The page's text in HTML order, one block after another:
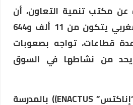
عن مكتب تنمية التعاون، أن
النسيج التعاوني المغربي يتكون من 11 ألف و644
قطاعات، تواجه بصعوبات
يحد من نشاطها في السوق
وتبعا لذلك، أطلقت “إناكتس” ENACTUS)) بالمدرسة